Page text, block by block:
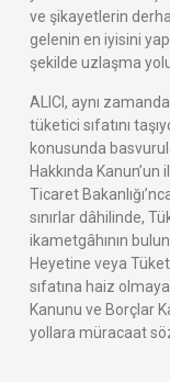
ve şikayetlerin
gelenin en iyisini
şekilde uzlaşma
ALICI, aynı
tüketici sıfatını
konusunda
Hakkında
Ticaret
sınırlar dâhilinde,
ikametgâhının
Heyetine veya
sıfatına haiz
Kanunu ve Borçlar
yollara müracaat